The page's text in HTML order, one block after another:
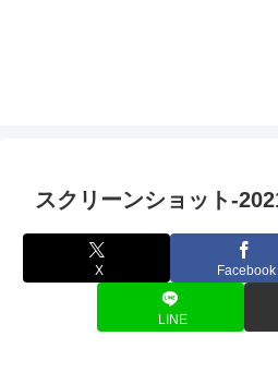
スクリーンショット-
X Facebook
LINE